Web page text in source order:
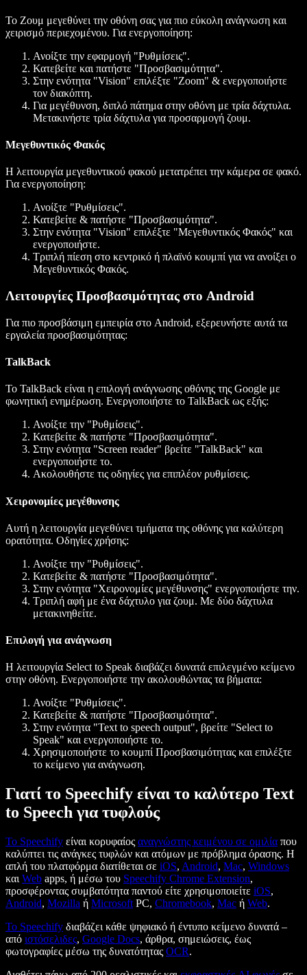
Το Ζουμ μεγεθύνει την οθόνη σας για πιο εύκολη ανάγνωση και
χειρισμό περιεχομένου. Για ενεργοποίηση:
Ανοίξτε την εφαρμογή "Ρυθμίσεις".
Κατεβείτε και πατήστε "Προσβασιμότητα".
Στην ενότητα "Vision" επιλέξτε "Zoom" & ενεργοποιήστε
τον διακόπτη.
Για μεγέθυνση, διπλό πάτημα στην οθόνη με τρία δάχτυλα.
Μετακινήστε τρία δάχτυλα για προσαρμογή ζουμ.
Μεγεθυντικός Φακός
Η λειτουργία μεγεθυντικού φακού μετατρέπει την κάμερα σε φακό.
Για ενεργοποίηση:
Ανοίξτε "Ρυθμίσεις".
Κατεβείτε & πατήστε "Προσβασιμότητα".
Στην ενότητα "Vision" επιλέξτε "Μεγεθυντικός Φακός" και
ενεργοποιήστε.
Τριπλή πίεση στο κεντρικό ή πλαϊνό κουμπί για να ανοίξει ο
Μεγεθυντικός Φακός.
Λειτουργίες Προσβασιμότητας στο Android
Για πιο προσβάσιμη εμπειρία στο Android, εξερευνήστε αυτά τα
εργαλεία προσβασιμότητας:
TalkBack
Το TalkBack είναι η επιλογή ανάγνωσης οθόνης της Google με
φωνητική ενημέρωση. Ενεργοποιήστε το TalkBack ως εξής:
Ανοίξτε την "Ρυθμίσεις".
Κατεβείτε & πατήστε "Προσβασιμότητα".
Στην ενότητα "Screen reader" βρείτε "TalkBack" και
ενεργοποιήστε το.
Ακολουθήστε τις οδηγίες για επιπλέον ρυθμίσεις.
Χειρονομίες μεγέθυνσης
Αυτή η λειτουργία μεγεθύνει τμήματα της οθόνης για καλύτερη
ορατότητα. Οδηγίες χρήσης:
Ανοίξτε την "Ρυθμίσεις".
Κατεβείτε & πατήστε "Προσβασιμότητα".
Στην ενότητα "Χειρονομίες μεγέθυνσης" ενεργοποιήστε την.
Τριπλή αφή με ένα δάχτυλο για ζουμ. Με δύο δάχτυλα
μετακινηθείτε.
Επιλογή για ανάγνωση
Η λειτουργία Select to Speak διαβάζει δυνατά επιλεγμένο κείμενο
στην οθόνη. Ενεργοποιήστε την ακολουθώντας τα βήματα:
Ανοίξτε "Ρυθμίσεις".
Κατεβείτε & πατήστε "Προσβασιμότητα".
Στην ενότητα "Text to speech output", βρείτε "Select to
Speak" και ενεργοποιήστε το.
Χρησιμοποιήστε το κουμπί Προσβασιμότητας και επιλέξτε
το κείμενο για ανάγνωση.
Γιατί το Speechify είναι το καλύτερο Text
to Speech για τυφλούς
Το Speechify είναι κορυφαίος αναγνώστης κειμένου σε ομιλία που
καλύπτει τις ανάγκες τυφλών και ατόμων με πρόβλημα όρασης. Η
απλή του πλατφόρμα διατίθεται σε iOS, Android, Mac, Windows
και Web apps, ή μέσω του Speechify Chrome Extension,
προσφέροντας συμβατότητα παντού είτε χρησιμοποιείτε iOS,
Android, Mozilla ή Microsoft PC, Chromebook, Mac ή Web.
Το Speechify διαβάζει κάθε ψηφιακό ή έντυπο κείμενο δυνατά –
από ιστόσελιδες, Google Docs, άρθρα, σημειώσεις, έως
φωτογραφίες μέσω της δυνατότητας OCR.